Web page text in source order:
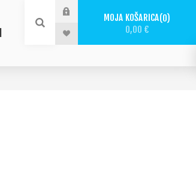
MOJA KOŠARICA 0
0,00 €